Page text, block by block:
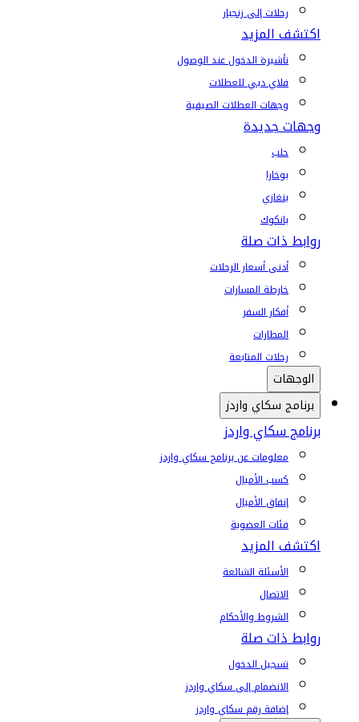
رحلات إلى زنجبار
اكتشف المزيد
تأشيرة الدخول عند الوصول
فلاي دبي للعطلات
وجهات العطلات الصيفية
وجهات جديدة
حلب
بوخارا
بنغازي
بانكوك
روابط ذات صلة
أدنى أسعار الرحلات
خارطة المسارات
أفكار السفر
المطارات
رحلات المتابعة
الوجهات
برنامج سكاي واردز
برنامج سكاي واردز
معلومات عن برنامج سكاي واردز
كسب الأميال
إنفاق الأميال
فئات العضوية
اكتشف المزيد
الأسئلة الشائعة
الاتصال
الشروط والأحكام
روابط ذات صلة
تسجيل الدخول
الانضمام إلى سكاي واردز
إضافة رقم سكاي واردز